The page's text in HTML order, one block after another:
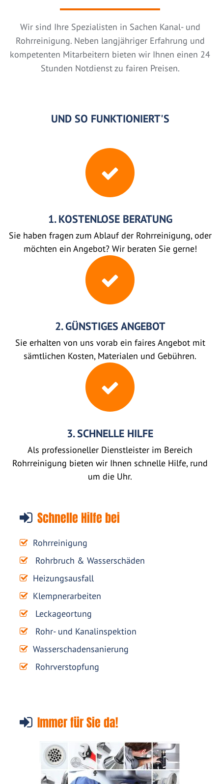
Wir sind Ihre Spezialisten in Sachen Kanal- und
Rohrreinigung. Neben langjähriger Erfahrung und
kompetenten Mitarbeitern bieten wir Ihnen einen 24
Stunden Notdienst zu fairen Preisen.
UND SO FUNKTIONIERT'S
1. KOSTENLOSE BERATUNG
Sie haben fragen zum Ablauf der Rohrreinigung, oder
möchten ein Angebot? Wir beraten Sie gerne!
2. GÜNSTIGES ANGEBOT
Sie erhalten von uns vorab ein faires Angebot mit
sämtlichen Kosten, Materialen und Gebühren.
3. SCHNELLE HILFE
Als professioneller Dienstleister im Bereich
Rohrreinigung bieten wir Ihnen schnelle Hilfe, rund
um die Uhr.
Schnelle Hilfe bei
Rohrreinigung
Rohrbruch & Wasserschäden
Heizungsausfall
Klempnerarbeiten
Leckageortung
Rohr- und Kanalinspektion
Wasserschadensanierung
Rohrverstopfung
Immer für Sie da!